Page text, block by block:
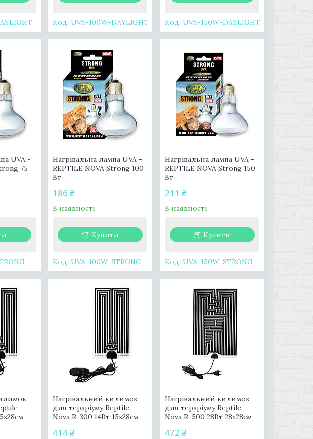
UVA-100W-DAYLIGHT UVA-150W-DAYLIGHT
UVA -
75
Нагрівальна лампа UVA -
REPTILE NOVA Strong 100
Вт
186 ₴
В наявності
Купити
UVA-100W-STRONG
Нагрівальна лампа UVA -
REPTILE NOVA Strong 150
Вт
211 ₴
В наявності
Купити
UVA-150W-STRONG
Нагрівальний килимок
для тераріуму Reptile
Nova R-300 14Вт 15x28см
414 ₴
Нагрівальний килимок
для тераріуму Reptile
Nova R-500 28Вт 28x28см
472 ₴